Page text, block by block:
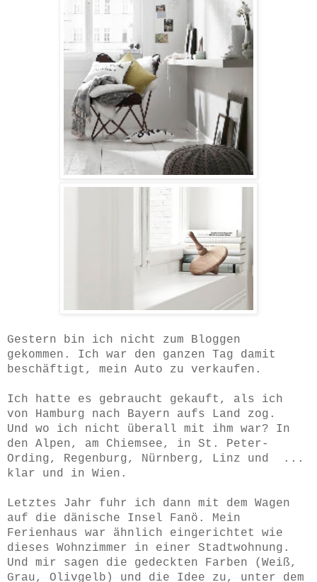
Gestern bin ich nicht zum Bloggen
gekommen. Ich war den ganzen Tag damit
beschäftigt, mein Auto zu verkaufen.
Ich hatte es gebraucht gekauft, als ich
von Hamburg nach Bayern aufs Land zog.
Und wo ich nicht überall mit ihm war? In
den Alpen, am Chiemsee, in St. Peter-
Ording, Regenburg, Nürnberg, Linz und ...
klar und in Wien.
Letztes Jahr fuhr ich dann mit dem Wagen
auf die dänische Insel Fanö. Mein
Ferienhaus war ähnlich eingerichtet wie
dieses Wohnzimmer in einer Stadtwohnung.
Und mir sagen die gedeckten Farben (Weiß,
Grau, Olivgelb) und die Idee zu, unter dem